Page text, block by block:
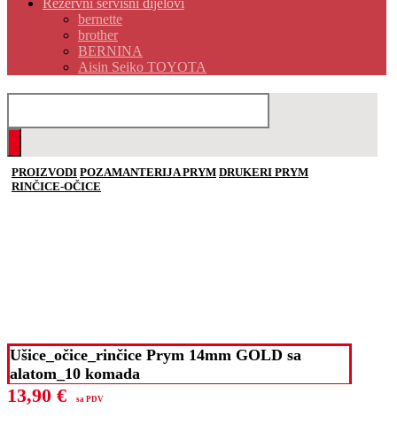
Rezervni servisni dijelovi
bernette
brother
BERNINA
Aisin Seiko TOYOTA
PROIZVODI POZAMANTERIJA PRYM DRUKERI PRYM
RINČICE-OČICE
Ušice_očice_rinčice Prym 14mm GOLD sa
alatom_10 komada
13,90 € sa PDV